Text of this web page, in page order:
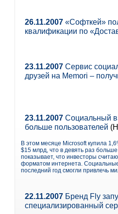
26.11.2007 «Софткей»
квалификации по
23.11.2007 Сервис
друзей на Memori –
23.11.2007 Социальный
больше пользователей
В этом месяце Microsoft купила
$15 млрд, что в девять раз
показывает, что инвесторы
форматом интернета. Социальные
последний год смогли привлечь
22.11.2007 Бренд Fly
специализированный